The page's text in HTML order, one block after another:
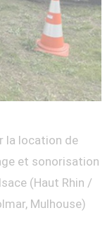
la location de
et sonorisation
(Haut Rhin /
Mulhouse)